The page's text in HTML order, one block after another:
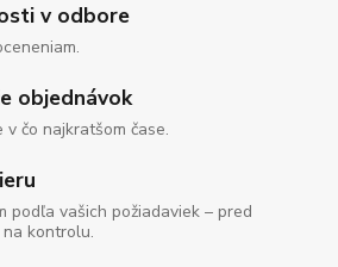
v odbore
objednávok
čo najkratšom čase.
podľa vašich požiadaviek – pred
kontrolu.